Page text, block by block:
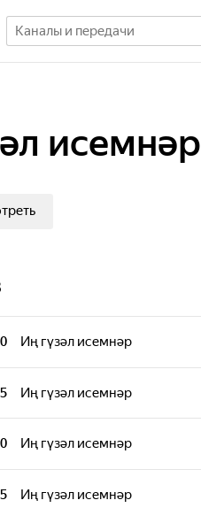
исемнәр
Иң гүзәл исемнәр
Иң гүзәл исемнәр
Иң гүзәл исемнәр
Иң гүзәл исемнәр